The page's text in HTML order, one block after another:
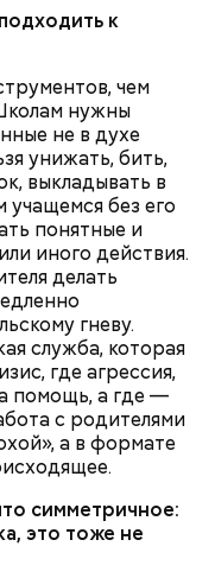
к
чем
нужны
не в духе
унижать, бить,
выкладывать в
без его
понятные и
иного действия.
делать
гневу.
служба, которая
где агрессия,
помощь, а где —
с родителями
а в формате
симметричное:
это тоже не